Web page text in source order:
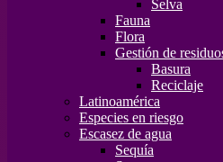
Selva
Fauna
Flora
Gestión de
Basura
Reciclaje
Latinoamérica
Especies en riesgo
Escasez de agua
Sequía